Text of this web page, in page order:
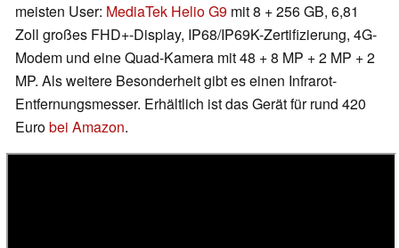
meisten User: MediaTek Helio G9 mit 8 + 256 GB, 6,81
Zoll großes FHD+-Display, IP68/IP69K-Zertifizierung, 4G-
Modem und eine Quad-Kamera mit 48 + 8 MP + 2 MP + 2
MP. Als weitere Besonderheit gibt es einen Infrarot-
Entfernungsmesser. Erhältlich ist das Gerät für rund 420
Eurobei Amazon.